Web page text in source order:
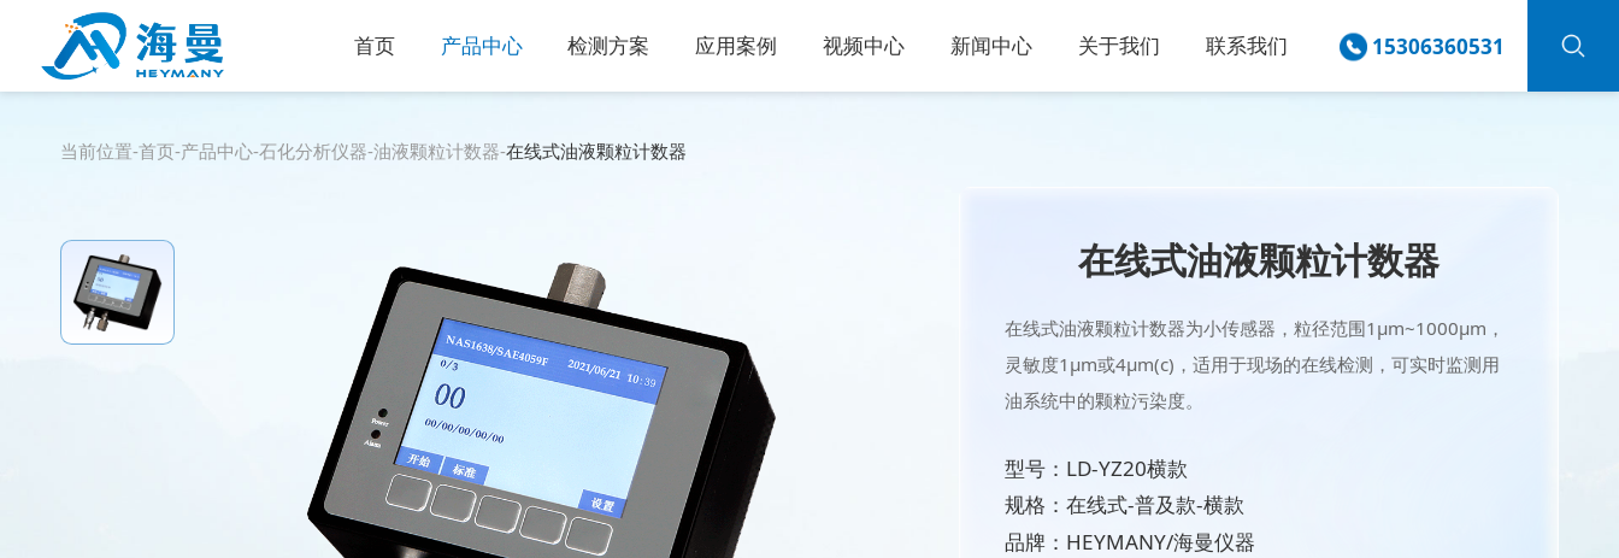
首页 产品中心 检测方案 应用案例 视频中心 新闻中心 关于我们 联系我们 15306360531
当前位置-首页-产品中心-石化分析仪器-油液颗粒计数器-在线式油液颗粒计数器
在线式油液颗粒计数器
在线式油液颗粒计数器为小传感器，粒径范围1μm~1000μm，
灵敏度1μm或4μm(c)，适用于现场的在线检测，可实时监测用
油系统中的颗粒污染度。
型号：LD-YZ20横款
规格：在线式-普及款-横款
品牌：HEYMANY/海曼仪器